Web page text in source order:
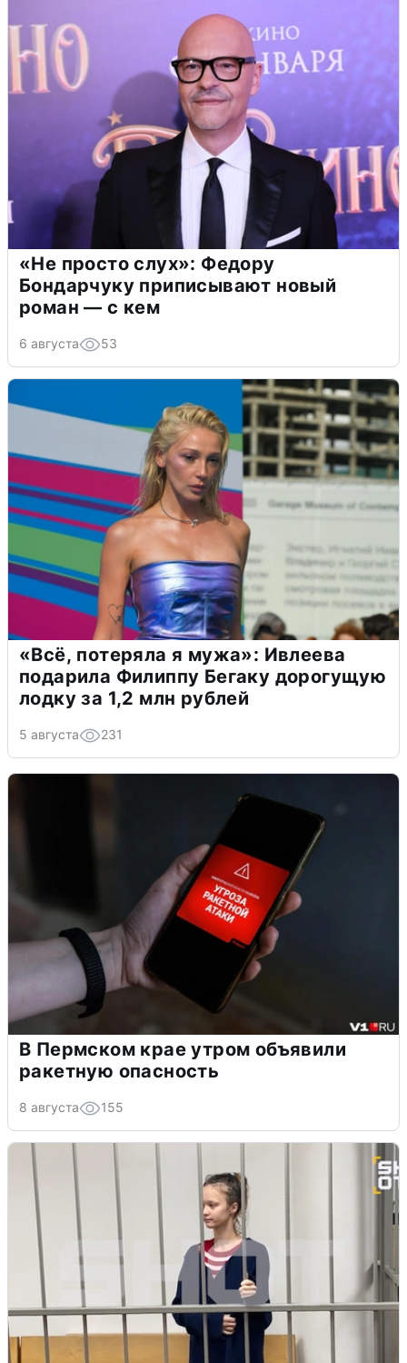
«Не просто слух»: Федору
Бондарчуку приписывают новый
роман — с кем
6 августа 53
«Всё, потеряла я мужа»: Ивлеева
подарила Филиппу Бегаку дорогущую
лодку за 1,2 млн рублей
5 августа 231
В Пермском крае утром объявили
ракетную опасность
8 августа 155